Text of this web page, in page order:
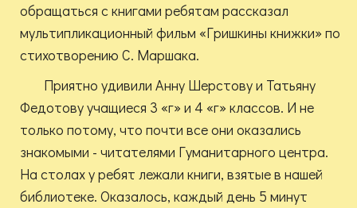
обращаться с книгами ребятам рассказал
мультипликационный фильм «Гришкины книжки» по
стихотворению С. Маршака.
Приятно удивили Анну Шерстову и Татьяну
Федотову учащиеся 3 «г» и 4 «г» классов. И не
только потому, что почти все они оказались
знакомыми - читателями Гуманитарного центра.
На столах у ребят лежали книги, взятые в нашей
библиотеке. Оказалось, каждый день 5 минут